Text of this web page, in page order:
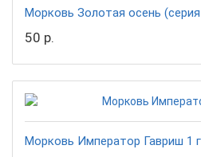
Морковь Золотая осень
50 р.
Морковь Император Гавриш 1 г